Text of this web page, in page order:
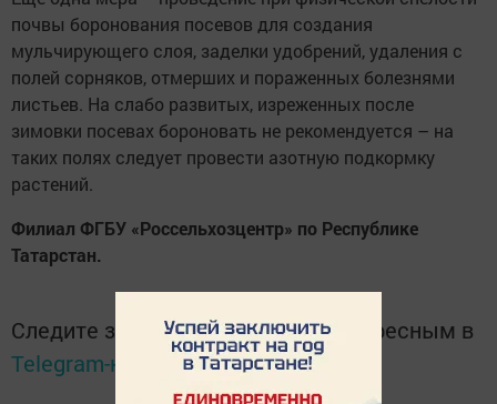
почвы боронования посевов для создания
мульчирующего слоя, заделки удобрений, удаления с
полей сорняков, отмерших и пораженных болезнями
листьев. На слабо развитых, изреженных после
зимовки посевах бороновать не рекомендуется – на
таких полях следует провести азотную подкормку
растений.
Филиал ФГБУ «Россельхозцентр» по Республике
Татарстан.
Следите за самым важным и интересным в
Telegram-каналеТатмедиа